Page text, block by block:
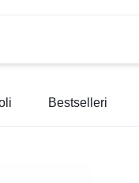
Bestselleri